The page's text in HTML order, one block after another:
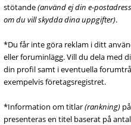
stötande(använd ej din e-
om du vill skydda dina uppgifter).
*Du får inte göra reklam i ditt
eller foruminlägg. Vill du dela med
din profil samt i eventuella
exempelvis företagsregistret.
*Information om titlar(rankning)
presenteras en titel baserat på